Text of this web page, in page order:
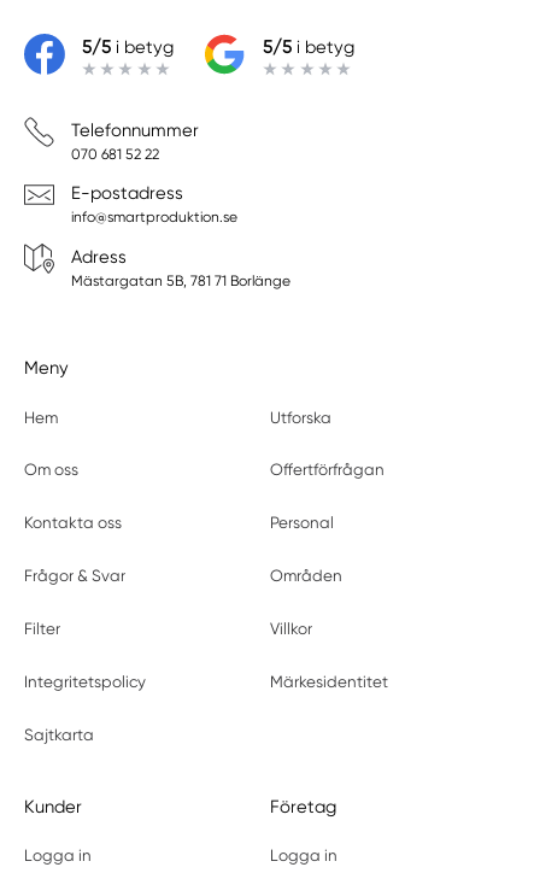
5/5i betyg 5/5i betyg
Telefonnummer
070 681 52 22
E-postadress
info@smartproduktion.se
Adress
Mästargatan 5B, 781 71 Borlänge
Meny
Hem Utforska
Om oss Offertförfrågan
Kontakta oss Personal
Frågor & Svar Områden
Filter Villkor
Integritetspolicy Märkesidentitet
Sajtkarta
Kunder
Logga in
Företag
Logga in